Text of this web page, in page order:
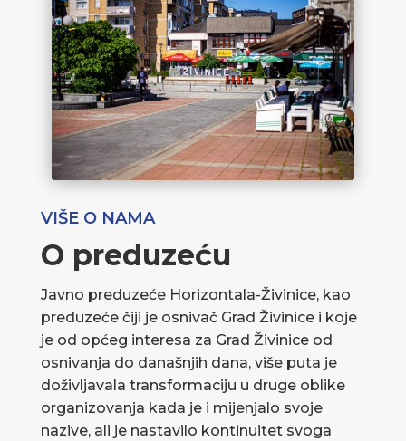
VIŠE O NAMA
O preduzeću
Javno preduzeće Horizontala-Živinice, kao
preduzeće čiji je osnivač Grad Živinice i koje
je od općeg interesa za Grad Živinice od
osnivanja do današnjih dana, više puta je
doživljavala transformaciju u druge oblike
organizovanja kada je i mijenjalo svoje
nazive, ali je nastavilo kontinuitet svoga